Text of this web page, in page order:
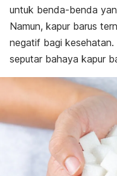
untuk benda-benda
Namun, kapur barus
negatif bagi kesehatan.
seputar bahaya kapur